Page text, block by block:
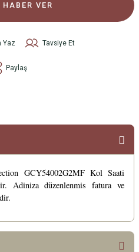
VER
Yaz Tavsiye Et
Paylaş
GCY54002G2MF Kol Saati
Adiniza düzenlenmis fatura ve